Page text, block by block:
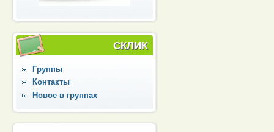
СКЛИК
Группы
Контакты
Новое в группах